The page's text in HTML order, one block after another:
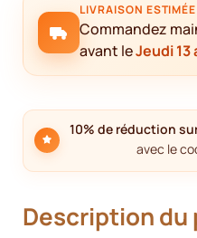
LIVRAISON ESTIMÉE
Commandez
avant leJeudi 13
10% de réduction
avec le
Description du